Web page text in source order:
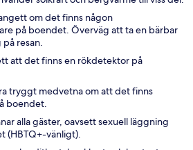
om det finns någon
på boendet. Överväg att ta en bärbar
resan.
att det finns en rökdetektor på
tryggt medvetna om att det finns
boendet.
alla gäster, oavsett sexuell läggning
(HBTQ+-vänligt).